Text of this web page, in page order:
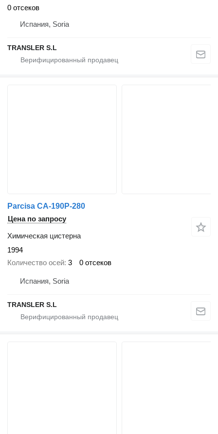
0 отсеков
Испания, Soria
TRANSLER S.L
Parcisa CA-190P-280
Цена по запросу
Химическая цистерна
1994
Количество осей 3 0 отсеков
Испания, Soria
TRANSLER S.L